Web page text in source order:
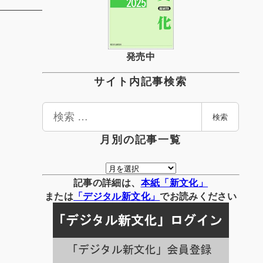
発売中
サイト内記事検索
検
検索
月別の記事一覧
月
別
の
事
一
覧
記事の詳細は、 本紙「新文化」
または 「デジタル新文化」でお読みください